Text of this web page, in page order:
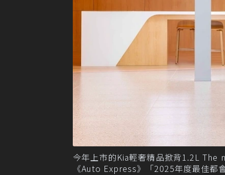
今年上市的Kia輕奢精品掀背1.2L The
《Auto Express》「2025年度最佳都